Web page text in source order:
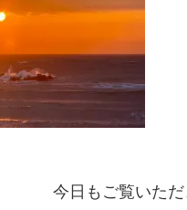
今日もご覧いた